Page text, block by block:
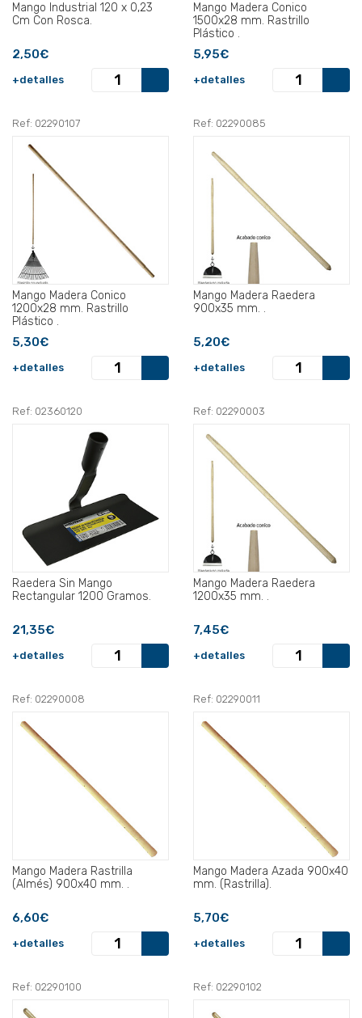
Mango Industrial 120 x 0,23
Cm Con Rosca.
2,50€
+detalles
Mango Madera Conico
1500x28 mm. Rastrillo
Plástico .
5,95€
+detalles
Ref: 02290107
Mango Madera Conico
1200x28 mm. Rastrillo
Plástico .
5,30€
+detalles
Ref: 02290085
Mango Madera Raedera
900x35 mm. .
5,20€
+detalles
Ref: 02360120
Raedera Sin Mango
Rectangular 1200 Gramos.
21,35€
+detalles
Ref: 02290003
Mango Madera Raedera
1200x35 mm. .
7,45€
+detalles
Ref: 02290008
Mango Madera Rastrilla
(Almés) 900x40 mm. .
6,60€
+detalles
Ref: 02290011
Mango Madera Azada 900x40
mm. (Rastrilla).
5,70€
+detalles
Ref: 02290100 Ref: 02290102